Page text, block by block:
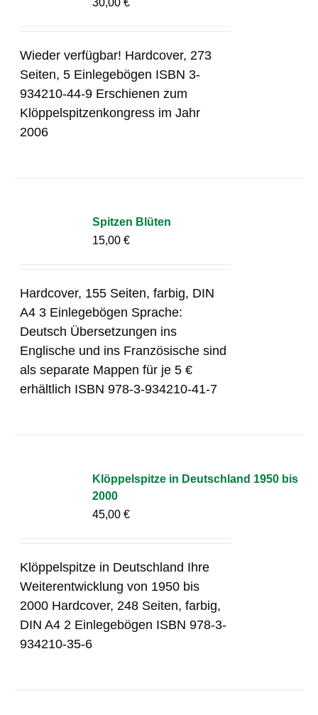
Wieder verfügbar! Hardcover, 273
Seiten, 5 Einlegebögen ISBN 3-
934210-44-9 Erschienen zum
Klöppelspitzenkongress im Jahr
2006
Spitzen Blüten
15,00€
Hardcover, 155 Seiten, farbig, DIN
A4 3 Einlegebögen Sprache:
Deutsch Übersetzungen ins
Englische und ins Französische sind
als separate Mappen für je 5 €
erhältlich ISBN 978-3-934210-41-7
Klöppelspitze in Deutschland 1950 bis
2000
45,00€
Klöppelspitze in Deutschland Ihre
Weiterentwicklung von 1950 bis
2000 Hardcover, 248 Seiten, farbig,
DIN A4 2 Einlegebögen ISBN 978-3-
934210-35-6